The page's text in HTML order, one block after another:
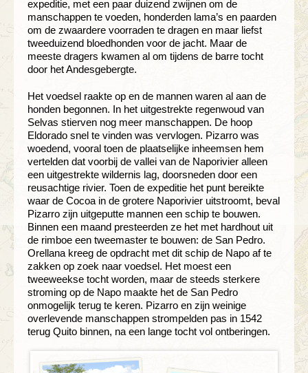
expeditie, met een paar duizend zwijnen om de
manschappen te voeden, honderden lama’s en paarden
om de zwaardere voorraden te dragen en maar liefst
tweeduizend bloedhonden voor de jacht. Maar de
meeste dragers kwamen al om tijdens de barre tocht
door het Andesgebergte.
Het voedsel raakte op en de mannen waren al aan de
honden begonnen. In het uitgestrekte regenwoud van
Selvas stierven nog meer manschappen. De hoop
Eldorado snel te vinden was vervlogen. Pizarro was
woedend, vooral toen de plaatselijke inheemsen hem
vertelden dat voorbij de vallei van de Naporivier alleen
een uitgestrekte wildernis lag, doorsneden door een
reusachtige rivier. Toen de expeditie het punt bereikte
waar de Cocoa in de grotere Naporivier uitstroomt, beval
Pizarro zijn uitgeputte mannen een schip te bouwen.
Binnen een maand presteerden ze het met hardhout uit
de rimboe een tweemaster te bouwen: de San Pedro.
Orellana kreeg de opdracht met dit schip de Napo af te
zakken op zoek naar voedsel. Het moest een
tweeweekse tocht worden, maar de steeds sterkere
stroming op de Napo maakte het de San Pedro
onmogelijk terug te keren. Pizarro en zijn weinige
overlevende manschappen strompelden pas in 1542
terug Quito binnen, na een lange tocht vol ontberingen.